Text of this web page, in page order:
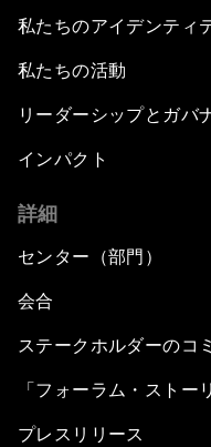
私たちのアイデンティ
私たちの活動
リーダーシップとガバ
インパクト
詳細
センター（部門）
会合
ステークホルダーのコ
「フォーラム・ストー
プレスリリース